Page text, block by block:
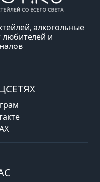
алкогольные
любителей и